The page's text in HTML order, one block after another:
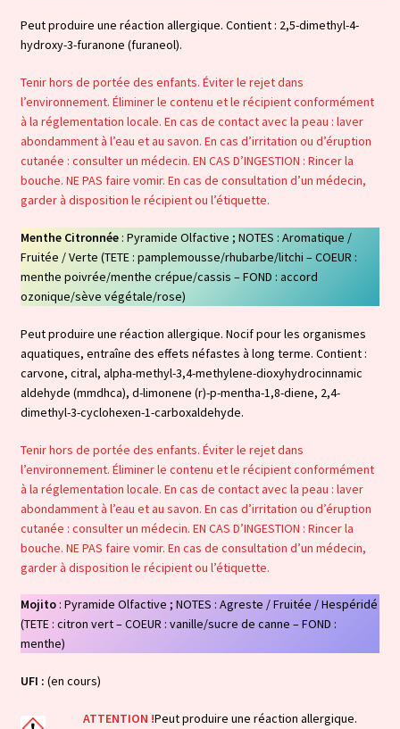
Peut produire une réaction allergique. Contient : 2,5-dimethyl-4-
hydroxy-3-furanone (furaneol).
Tenir hors de portée des enfants. Éviter le rejet dans
l’environnement. Éliminer le contenu et le récipient conformément
à la réglementation locale. En cas de contact avec la peau : laver
abondamment à l’eau et au savon. En cas d’irritation ou d’éruption
cutanée : consulter un médecin. EN CAS D’INGESTION : Rincer la
bouche. NE PAS faire vomir. En cas de consultation d’un médecin,
garder à disposition le récipient ou l’étiquette.
Menthe Citronnée: Pyramide Olfactive ; NOTES : Aromatique /
Fruitée / Verte (TETE : pamplemousse/rhubarbe/litchi – COEUR :
menthe poivrée/menthe crépue/cassis – FOND : accord
ozonique/sève végétale/rose)
Peut produire une réaction allergique. Nocif pour les organismes
aquatiques, entraîne des effets néfastes à long terme. Contient :
carvone, citral, alpha-methyl-3,4-methylene-dioxyhydrocinnamic
aldehyde (mmdhca), d-limonene (r)-p-mentha-1,8-diene, 2,4-
dimethyl-3-cyclohexen-1-carboxaldehyde.
Tenir hors de portée des enfants. Éviter le rejet dans
l’environnement. Éliminer le contenu et le récipient conformément
à la réglementation locale. En cas de contact avec la peau : laver
abondamment à l’eau et au savon. En cas d’irritation ou d’éruption
cutanée : consulter un médecin. EN CAS D’INGESTION : Rincer la
bouche. NE PAS faire vomir. En cas de consultation d’un médecin,
garder à disposition le récipient ou l’étiquette.
Mojito: Pyramide Olfactive ; NOTES : Agreste / Fruitée / Hespéridé
(TETE : citron vert – COEUR : vanille/sucre de canne – FOND :
menthe)
UFI : (en cours)
ATTENTION !Peut produire une réaction allergique.